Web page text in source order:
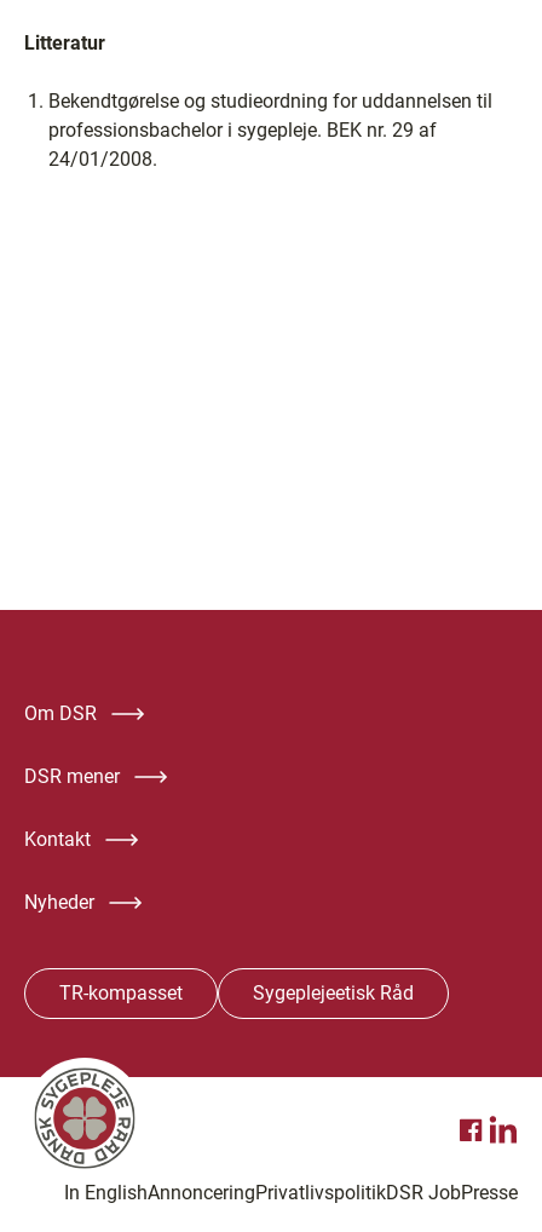
Litteratur
Bekendtgørelse og studieordning for uddannelsen til
professionsbachelor i sygepleje. BEK nr. 29 af
24/01/2008.
Om DSR
DSR mener
Kontakt
Nyheder
TR-kompasset Sygeplejeetisk Råd
In EnglishAnnonceringPrivatlivspolitikDSR JobPresse